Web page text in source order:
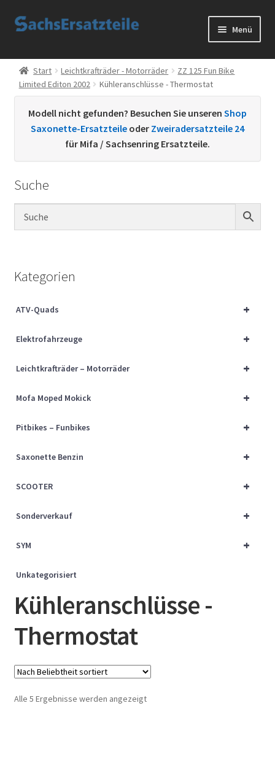
Zur
Zum
Menü
Start
AGB
Datenschutzerklärung
Kontakt
Sachs Ersatzteile
Über uns
Start Leichtkrafträder - Motorräder
ZZ 125 Fun Bike
Limited Editon 2002
Kühleranschlüsse - Thermostat
Modell nicht gefunden? Besuchen Sie unseren Shop
Saxonette-Ersatzteile oder Zweiradersatzteile 24
für Mifa / Sachsenring Ersatzteile.
Suche
Kategorien
+
ATV-Quads
+
Elektrofahrzeuge
+
Leichtkrafträder – Motorräder
+
Mofa Moped Mokick
+
Pitbikes – Funbikes
+
Saxonette Benzin
+
SCOOTER
+
Sonderverkauf
+
SYM
Unkategorisiert
Kühleranschlüsse -
Thermostat
Alle 5 Ergebnisse werden angezeigtNach